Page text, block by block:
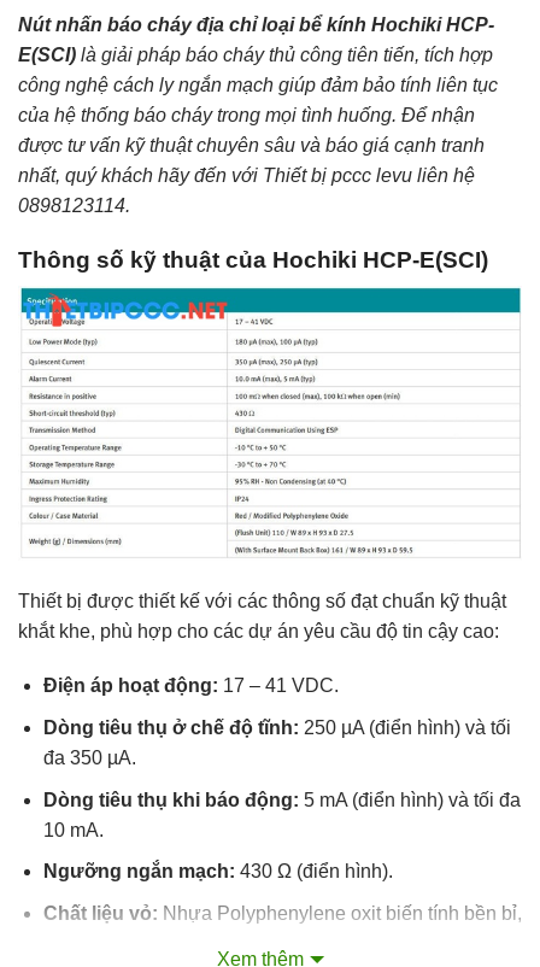
Nút nhấn báo cháy địa chỉ loại bể kính Hochiki HCP-
E(SCI) là giải pháp báo cháy thủ công tiên tiến, tích hợp
công nghệ cách ly ngắn mạch giúp đảm bảo tính liên tục
của hệ thống báo cháy trong mọi tình huống. Để nhận
được tư vấn kỹ thuật chuyên sâu và báo giá cạnh tranh
nhất, quý khách hãy đến với Thiết bị pccc levu liên hệ
0898123114.
Thông số kỹ thuật của Hochiki HCP-E(SCI)
Thiết bị được thiết kế với các thông số đạt chuẩn kỹ thuật
khắt khe, phù hợp cho các dự án yêu cầu độ tin cậy cao:
Điện áp hoạt động: 17 – 41 VDC.
Dòng tiêu thụ ở chế độ tĩnh: 250 µA (điển hình) và tối
đa 350 µA.
Dòng tiêu thụ khi báo động: 5 mA (điển hình) và tối đa
10 mA.
Ngưỡng ngắn mạch: 430 Ω (điển hình).
Chất liệu vỏ: Nhựa Polyphenylene oxit biến tính bền bỉ,
Xem thêm